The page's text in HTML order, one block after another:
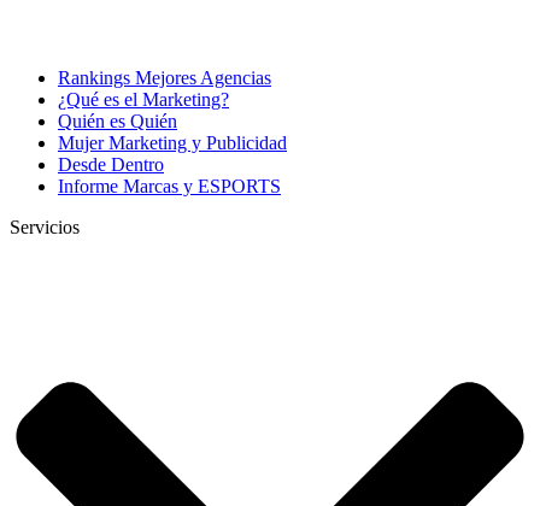
Rankings Mejores Agencias
¿Qué es el Marketing?
Quién es Quién
Mujer Marketing y Publicidad
Desde Dentro
Informe Marcas y ESPORTS
Servicios